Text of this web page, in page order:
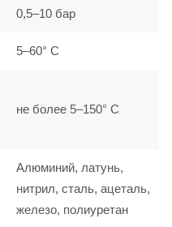
0,5–10 бар
5–60° C
не более 5–150° C
Алюминий, латунь,
нитрил, сталь, ацеталь,
железо, полиуретан